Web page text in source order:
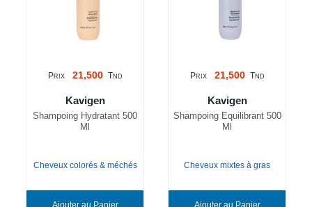
PRIX 21,500 TND
Kavigen
Shampoing Hydratant 500
Ml
Cheveux colorés & méchés
Ajouter au Panier
PRIX 21,500 TND
Kavigen
Shampoing Equilibrant 500
Ml
Cheveux mixtes à gras
Ajouter au Panier